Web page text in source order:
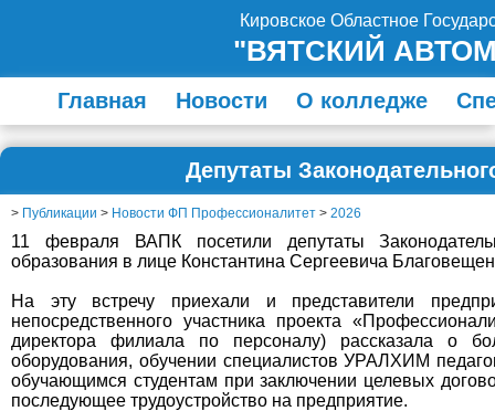
Кировское Областное
"ВЯТСКИЙ
Главная Новости О колледже
Депутаты
> Публикации > Новости ФП Профессионалитет > 2026
11 февраля ВАПК посетили депутаты
образования в лице Константина Сергеевича
На эту встречу приехали и представители
непосредственного участника проекта
директора филиала по персоналу) рассказала о
оборудования, обучении специалистов УРАЛХИМ
обучающимся студентам при заключении целевых
последующее трудоустройство на предприятие.